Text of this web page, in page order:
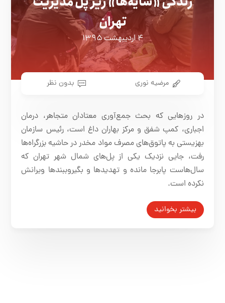
تهران
۴ اردیبهشت ۱۳۹۵
مرضیه نوری بدون نظر
در روز‌هایی که بحث جمع‌آوری معتادان متجاهر، درمان
اجباری، کمپ شفق و مرکز بهاران داغ است، رئیس سازمان
بهزیستی به پاتوق‌های مصرف مواد مخدر در حاشیه بزرگراه‌ها
رفت، جایی نزدیک یکی از پل‌های شمال شهر تهران که
سال‌هاست پابرجا مانده و تهدید‌ها و بگیر‌و‌ببند‌ها ویرانش
نکرده است.
بیشتر بخوانید